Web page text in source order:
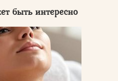
быть интересно